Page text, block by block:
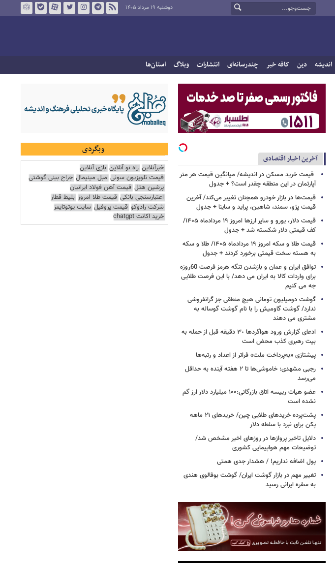
دوشنبه ۱۹ مرداد ۱۴۰۵
اندیشه دین کافه خبر چندرسانه‌ای انتشارات وبلاگ استان‌ها
آخرین اخبار اقتصادی
قیمت خرید مسکن در اندیشه/ میانگین قیمت هر متر
آپارتمان در این منطقه چقدر است؟ + جدول
قیمت‌ها در بازار خودرو همچنان تغییر می‌کند/ آخرین
قیمت پژو، سمند، شاهین، پراید و ساینا + جدول
قیمت دلار، یورو و سایر ارزها امروز ۱۹ مردادماه ۱۴۰۵/
کف قیمتی دلار شکسته شد + جدول
قیمت طلا و سکه امروز ۱۹ مردادماه ۱۴۰۵/ طلا و سکه
به هسته سخت قیمتی برخورد کردند + جدول
توافق ایران و عمان و بازشدن تنگه هرمز فرصت 60روزه
برای واردات کالا به ایران می دهد/ با این فرصت طلایی
جه می کنیم
گوشت دومیلیون تومانی هیچ منطقی جز گرانفروشی
ندارد/ گوشت گاومیش را با نام گوشت گوساله به
مشتری می دهند
ادعای گزارش ورود هواگردها ٣٠ دقیقه قبل از حمله به
بیت رهبری کذب محض است
پیشتازی «به‌پرداخت ملت» فراتر از اعداد و رتبه‌ها
رجبی مشهدی: خاموشی‌ها تا ۲ هفته آینده به حداقل
می‌رسد
عضو هیات رییسه اتاق بازرگانی:۱۰۰ میلیارد دلار ارز گم
نشده است
پشت‌پرده خریدهای طلایی چین/ خریدهای ۲۱ ماهه
پکن برای نبرد با سلطه دلار
دلایل تاخیر پروازها در روزهای اخیر مشخص شد/
توضیحات مهم هواپیمایی کشوری
پول اضافه نداریم! / هشدار جدی همتی
تغییر مهم در بازار گوشت ایران/ گوشت بوفالوی هندی
به سفره ایرانی رسید
وبگردی
خبرآنلاین راه نو آنلاین بازی آنلاین
قیمت تلویزیون سونی مبل مینیمال جراح بینی گوشتی
پرشین هتل قیمت آهن فولاد ایرانیان
اعتبارسنجی بانکی قیمت طلا امروز بلیط قطار
شرکت رادوکو قیمت پروفیل سایت یوتوتایمز
خرید اکانت chatgpt